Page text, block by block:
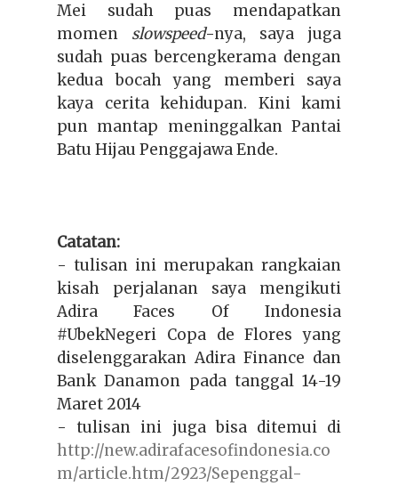
Mei sudah puas mendapatkan
momen slowspeed-nya, saya juga
sudah puas bercengkerama dengan
kedua bocah yang memberi saya
kaya cerita kehidupan. Kini kami
pun mantap meninggalkan Pantai
Batu Hijau Penggajawa Ende.
Catatan:
- tulisan ini merupakan rangkaian
kisah perjalanan saya mengikuti
Adira Faces Of Indonesia
#UbekNegeri Copa de Flores yang
diselenggarakan Adira Finance dan
Bank Danamon pada tanggal 14-19
Maret 2014
- tulisan ini juga bisa ditemui di
http://new.adirafacesofindonesia.co
m/article.htm/2923/Sepenggal-